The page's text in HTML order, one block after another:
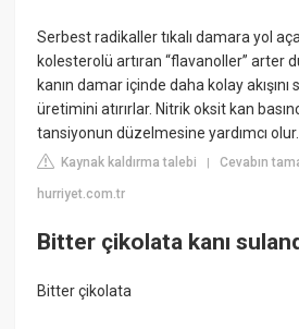
Serbest radikaller tıkalı damara yol
kolesterolü artıran “flavanoller” arter
kanın damar içinde daha kolay
üretimini atırırlar. Nitrik oksit kan
tansiyonun düzelmesine yardımcı olur.
Kaynak kaldırma talebi |Cevabın
hurriyet.com.tr
Bitter çikolata kanı
Bitter çikolata